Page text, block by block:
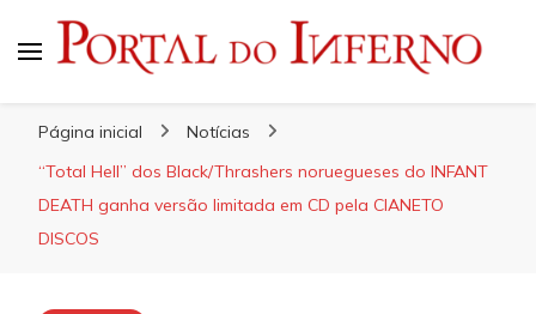
Página inicial
Notícias
“Total Hell” dos Black/Thrashers noruegueses do INFANT
DEATH ganha versão limitada em CD pela CIANETO
DISCOS